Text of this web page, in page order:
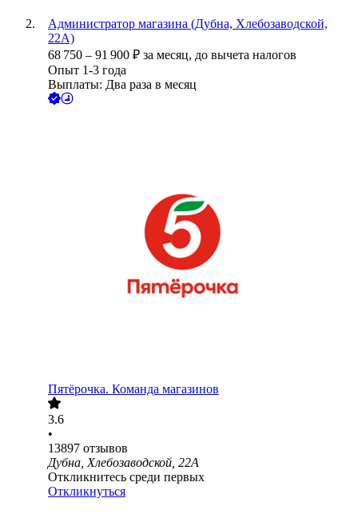
Администратор магазина (Дубна, Хлебозаводской,
22А)
68 750 – 91 900 ₽ за месяц, до вычета налогов
Опыт 1-3 года
Выплаты: Два раза в месяц
Пятёрочка. Команда магазинов
3.6
•
13897 отзывов
Дубна, Хлебозаводской, 22А
Откликнитесь среди первых
Откликнуться